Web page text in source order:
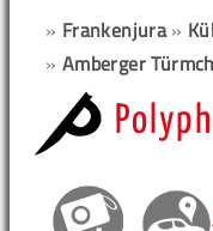
» Frankenjura»
» Amberger